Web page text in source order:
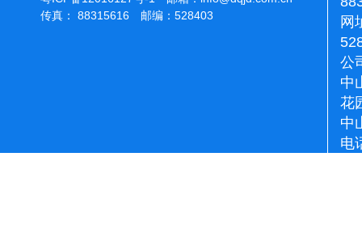
传真： 88315616 邮编：528403
网
公
中
花
中
电